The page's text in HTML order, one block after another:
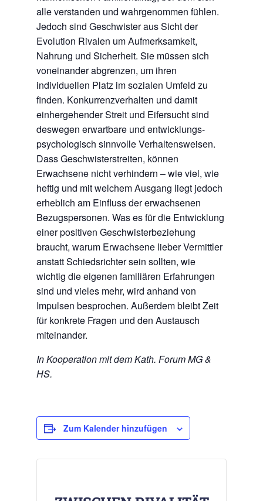
alle verstanden und wahrgenommen fühlen.
Jedoch sind Geschwister aus Sicht der
Evolution Rivalen um Aufmerksamkeit,
Nahrung und Sicherheit. Sie müssen sich
voneinander abgrenzen, um ihren
individuellen Platz im sozialen Umfeld zu
finden. Konkurrenzverhalten und damit
einhergehender Streit und Eifersucht sind
deswegen erwartbare und entwicklungs-
psychologisch sinnvolle Verhaltensweisen.
Dass Geschwisterstreiten, können
Erwachsene nicht verhindern – wie viel, wie
heftig und mit welchem Ausgang liegt jedoch
erheblich am Einfluss der erwachsenen
Bezugspersonen. Was es für die Entwicklung
einer positiven Geschwisterbeziehung
braucht, warum Erwachsene lieber Vermittler
anstatt Schiedsrichter sein sollten, wie
wichtig die eigenen familiären Erfahrungen
sind und vieles mehr, wird anhand von
Impulsen besprochen. Außerdem bleibt Zeit
für konkrete Fragen und den Austausch
miteinander.
In Kooperation mit dem Kath. Forum MG &
HS.
Zum Kalender hinzufügen